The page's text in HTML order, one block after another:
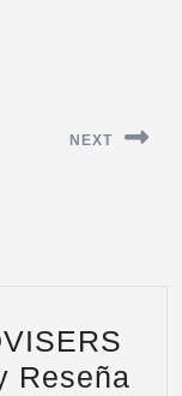
NEXT
Reseña